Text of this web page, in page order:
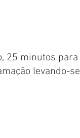
25 minutos para
levando-se